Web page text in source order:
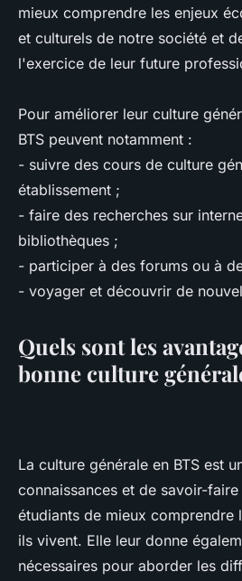
mieux comprendre les enjeux
et culturels de notre société et
l'exercice de leur future
Pour améliorer leur culture
BTS peuvent notamment :
- suivre des cours de culture
établissement ;
- faire des recherches sur
bibliothèques ;
- participer à des forums ou à
- voyager et découvrir de
Quels sont les
bonne culture
La culture générale en BTS est
connaissances et de savoir-
étudiants de mieux comprendre
ils vivent. Elle leur donne
nécessaires pour aborder les